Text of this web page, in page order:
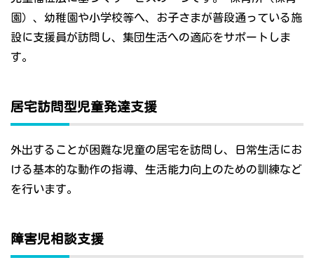
園）、幼稚園や小学校等へ、お子さまが普段通っている施
設に支援員が訪問し、集団生活への適応をサポートしま
す。
居宅訪問型児童発達支援
外出することが困難な児童の居宅を訪問し、日常生活にお
ける基本的な動作の指導、生活能力向上のための訓練など
を行います。
障害児相談支援